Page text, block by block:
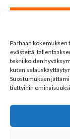
Parhaan
evästeitä,
tekniikoiden
kuten
Suostumuksen
tiettyihin
Näytetään kaikki 20